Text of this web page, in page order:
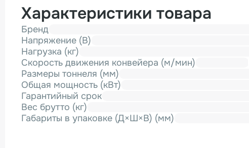
Характеристики товара
Бренд
Напряжение (В)
Нагрузка (кг)
Скорость движения конвейера (м/мин)
Размеры тоннеля (мм)
Общая мощность (кВт)
Гарантийный срок
Вес брутто (кг)
Габариты в упаковке (Д×Ш×В) (мм)